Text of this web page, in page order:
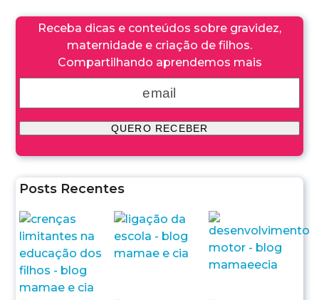
Receba dicas e conteúdos sobre gravidez,
maternidade e criação de filhos.
Compartilhando aprendemos mais
Posts Recentes